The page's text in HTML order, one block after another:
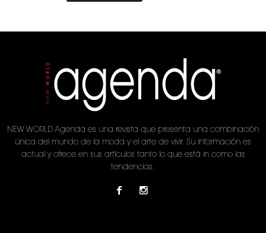
NEW WORLD Agenda es una revista que presenta una combinación
única del mundo de la moda y el arte de vivir. Su información es
actual y ofrece en sus artículos tanto lo que está in como las
tendencias.